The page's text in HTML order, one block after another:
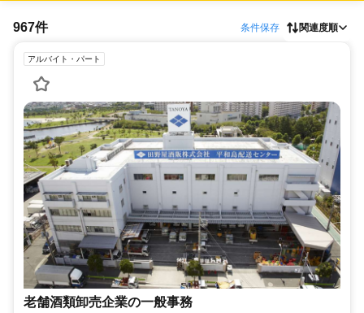
967件 条件保存 関連度順
アルバイト・パート
老舗酒類卸売企業の一般事務